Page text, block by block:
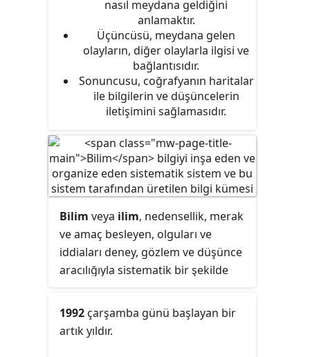
sözcüklerinden türemiştir.
Türkçesiyerçizim sözcüğüdür.
Zamanımızdan 2200 yıl önce
coğrafya terimini ilk kullanan kişi
Eratosthenes olmuştur. Gregg ve
Leinhardt (1994), coğrafyayı 4
özellikle karakterize edilen bir
disiplin olarak tanımlamaktadırlar:
nasıl meydana geldiğini
anlamaktır.
Üçüncüsü, meydana gelen
olayların, diğer olaylarla ilgisi ve
bağlantısıdır.
Sonuncusu, coğrafyanın haritalar
ile bilgilerin ve düşüncelerin
iletişimini sağlamasıdır.
Bilim veya ilim, nedensellik, merak
ve amaç besleyen, olguları ve
iddiaları deney, gözlem ve düşünce
aracılığıyla sistematik bir şekilde
disiplinler bütünüdür. Kimi
kullanımlarda bu tanımın "ilim" için
geçerli olmadığının altını çizmek
1992 çarşamba günü başlayan bir
artık yıldır.